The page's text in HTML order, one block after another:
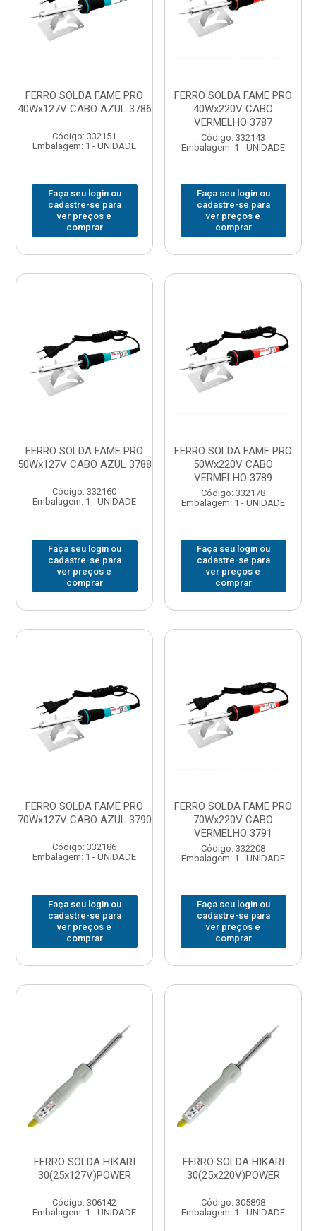
FERRO SOLDA FAME PRO
40Wx127V CABO AZUL 3786
Código: 332151
Embalagem: 1 - UNIDADE
Faça seu login ou
cadastre-se para
ver preços e
comprar
FERRO SOLDA FAME PRO
40Wx220V CABO
VERMELHO 3787
Código: 332143
Embalagem: 1 - UNIDADE
Faça seu login ou
cadastre-se para
ver preços e
comprar
FERRO SOLDA FAME PRO
50Wx127V CABO AZUL 3788
Código: 332160
Embalagem: 1 - UNIDADE
Faça seu login ou
cadastre-se para
ver preços e
comprar
FERRO SOLDA FAME PRO
50Wx220V CABO
VERMELHO 3789
Código: 332178
Embalagem: 1 - UNIDADE
Faça seu login ou
cadastre-se para
ver preços e
comprar
FERRO SOLDA FAME PRO
70Wx127V CABO AZUL 3790
Código: 332186
Embalagem: 1 - UNIDADE
Faça seu login ou
cadastre-se para
ver preços e
comprar
FERRO SOLDA FAME PRO
70Wx220V CABO
VERMELHO 3791
Código: 332208
Embalagem: 1 - UNIDADE
Faça seu login ou
cadastre-se para
ver preços e
comprar
FERRO SOLDA HIKARI
30(25x127V)POWER
Código: 306142
Embalagem: 1 - UNIDADE
FERRO SOLDA HIKARI
30(25x220V)POWER
Código: 305898
Embalagem: 1 - UNIDADE